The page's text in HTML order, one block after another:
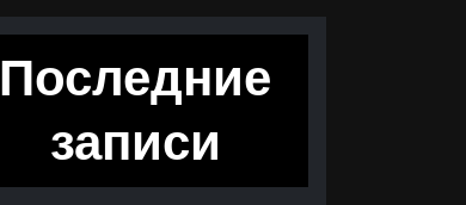
Последние
записи